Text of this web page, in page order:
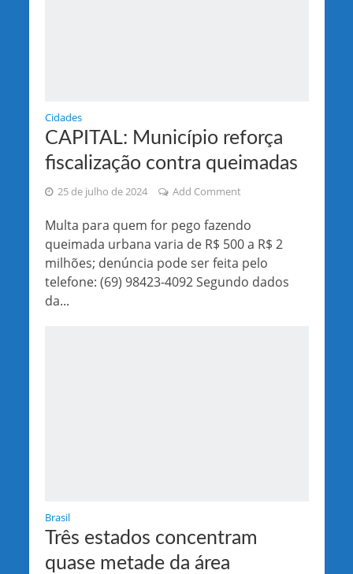
Cidades
CAPITAL: Município reforça
fiscalização contra queimadas
25 de julho de 2024 Add Comment
Multa para quem for pego fazendo
queimada urbana varia de R$ 500 a R$ 2
milhões; denúncia pode ser feita pelo
telefone: (69) 98423-4092 Segundo dados
da...
Brasil
Três estados concentram
quase metade da área